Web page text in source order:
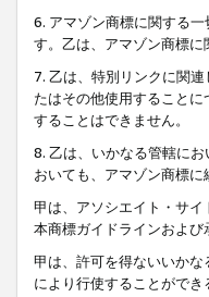
6. アマゾン商標に関する
す。乙は、アマゾン商標
7. 乙は、特別リンクに関
たはその他使用すること
することはできません。
8. 乙は、いかなる管轄に
おいても、アマゾン商標
甲は、アソシエイト・サ
本商標ガイドラインおよ
甲は、許可を得ないいか
により行使することができ